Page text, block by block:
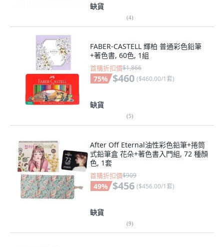
缺貨
(4)
FABER-CASTELL 輝柏 普通彩色鉛筆
+著色書, 60色, 1組
首購折扣價$1,866
75% $460 ($460.00/1套)
缺貨
(5)
After Off Eternal油性彩色鉛筆+捲筒
式鉛筆盒 花朵+著色書入門組, 72 種顏
色, 1套
首購折扣價$909
49% $456 ($456.00/1套)
缺貨
(9)